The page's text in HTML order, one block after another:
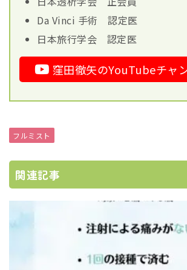
Da Vinci 手術 認定医
日本旅行学会 認定医
窪田徹矢のYouTubeチャ
フルミスト
関連記事